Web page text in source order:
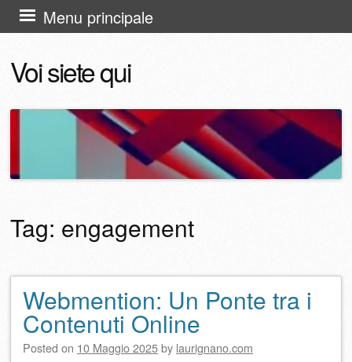
Voi siete qui
Menu principale
al
contenuto
Tag: engagement
Navigazione articolo
Webmention: Un Ponte tra i
Contenuti Online
Posted on 10 Maggio 2025by laurignano.com